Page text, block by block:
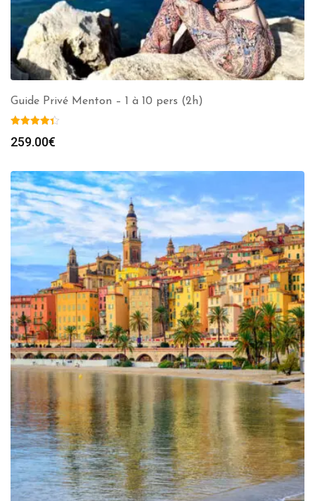
Guide Privé Menton – 1 à 10 pers (2h)
259.00€